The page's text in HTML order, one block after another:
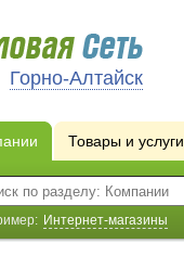
Горно-Алтайск
Товары и услуги
Интернет-магазины